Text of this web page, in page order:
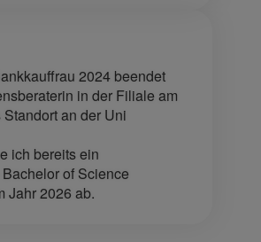
2024 beendet
in der Filiale am
an der Uni
ich bereits ein
of Science
Jahr 2026 ab.